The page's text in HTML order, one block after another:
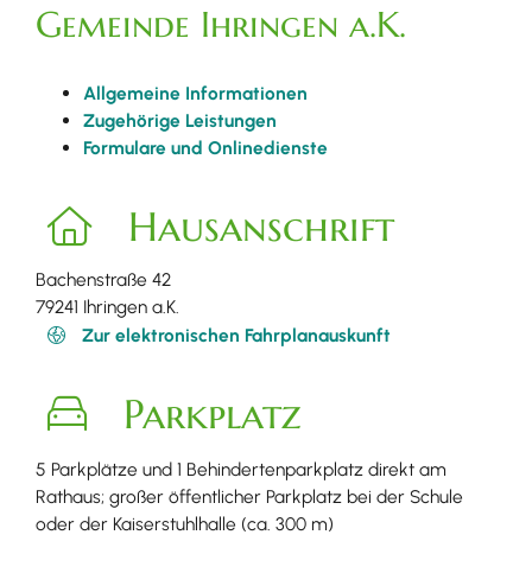
Gemeinde Ihringen a.K.
Allgemeine Informationen
Zugehörige Leistungen
Formulare und Onlinedienste
Hausanschrift
Bachenstraße 42
79241 Ihringen a.K.
Zur elektronischen Fahrplanauskunft
Parkplatz
5 Parkplätze und 1 Behindertenparkplatz direkt am
Rathaus; großer öffentlicher Parkplatz bei der Schule
oder der Kaiserstuhlhalle (ca. 300 m)